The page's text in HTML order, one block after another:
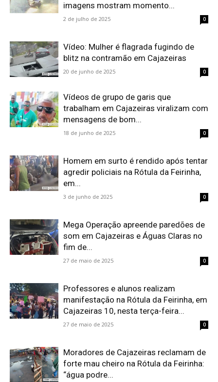
imagens mostram momento...
2 de julho de 2025 0
Vídeo: Mulher é flagrada fugindo de
blitz na contramão em Cajazeiras
20 de junho de 2025 0
Vídeos de grupo de garis que
trabalham em Cajazeiras viralizam com
mensagens de bom...
18 de junho de 2025 0
Homem em surto é rendido após tentar
agredir policiais na Rótula da Feirinha,
em...
3 de junho de 2025 0
Mega Operação apreende paredões de
som em Cajazeiras e Águas Claras no
fim de...
27 de maio de 2025 0
Professores e alunos realizam
manifestação na Rótula da Feirinha, em
Cajazeiras 10, nesta terça-feira...
27 de maio de 2025 0
Moradores de Cajazeiras reclamam de
forte mau cheiro na Rótula da Feirinha:
“água podre...